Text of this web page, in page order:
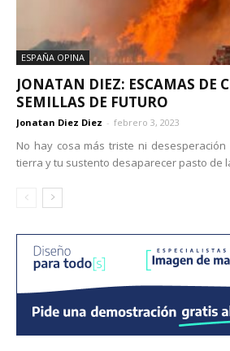
ESPAÑA OPINA
JONATAN DIEZ: ESCAMAS DE
SEMILLAS DE FUTURO
Jonatan Diez Diez - febrero 3, 2023
No hay cosa más triste ni
tierra y tu sustento desaparecer pasto de